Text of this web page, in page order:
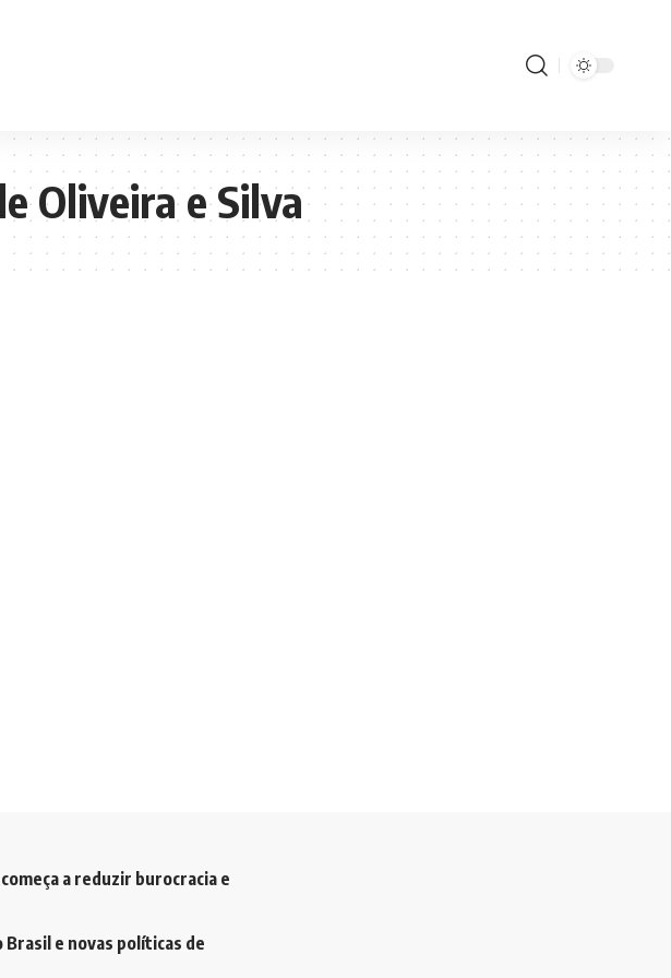
Oliveira e Silva
a reduzir burocracia e
e novas políticas de